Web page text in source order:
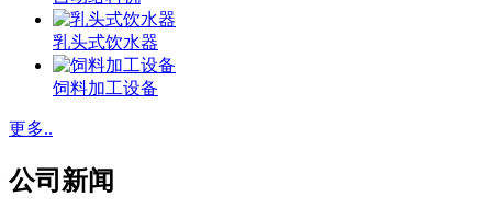
乳头式饮水器
饲料加工设备
更多..
公司新闻